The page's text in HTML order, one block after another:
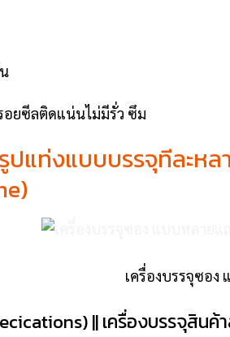
ยซีลติดแน่นไม่มีรั่ว ซึม
ปแท่งแบบบรรจุทีละ
เครื่องบรรจุซอง
|| เครื่องบรรจุสิน